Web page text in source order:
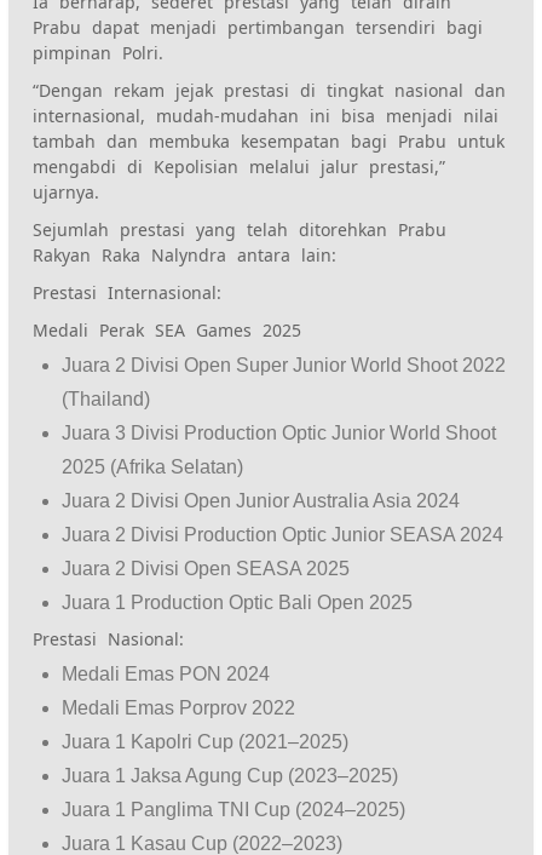
Prabu dapat menjadi pertimbangan tersendiri bagi
pimpinan Polri.
“Dengan rekam jejak prestasi di tingkat nasional dan
internasional, mudah-mudahan ini bisa menjadi nilai
tambah dan membuka kesempatan bagi Prabu untuk
mengabdi di Kepolisian melalui jalur prestasi,”
ujarnya.
Sejumlah prestasi yang telah ditorehkan Prabu
Rakyan Raka Nalyndra antara lain:
Prestasi Internasional:
Medali Perak SEA Games 2025
Juara 2 Divisi Open Super Junior World Shoot 2022
(Thailand)
Juara 3 Divisi Production Optic Junior World Shoot
2025 (Afrika Selatan)
Juara 2 Divisi Open Junior Australia Asia 2024
Juara 2 Divisi Production Optic Junior SEASA 2024
Juara 2 Divisi Open SEASA 2025
Juara 1 Production Optic Bali Open 2025
Prestasi Nasional:
Medali Emas PON 2024
Medali Emas Porprov 2022
Juara 1 Kapolri Cup (2021–2025)
Juara 1 Jaksa Agung Cup (2023–2025)
Juara 1 Panglima TNI Cup (2024–2025)
Juara 1 Kasau Cup (2022–2023)